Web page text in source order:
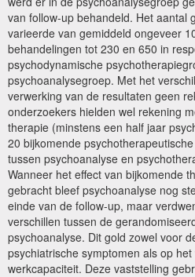
van follow-up behandeld. Het aantal
varieerde van gemiddeld ongeveer
behandelingen tot 230 en 650 in
psychodynamische
psychoanalysegroep. Met het
verwerking van de resultaten geen
onderzoekers hielden wel rekening
therapie (minstens een half jaar
20 bijkomende
tussen psychoanalyse en
Wanneer het effect van bijkomende
gebracht bleef psychoanalyse nog
einde van de follow-up, maar
verschillen tussen de
psychoanalyse. Dit gold zowel voor
psychiatrische symptomen als op
werkcapaciteit. Deze vaststelling